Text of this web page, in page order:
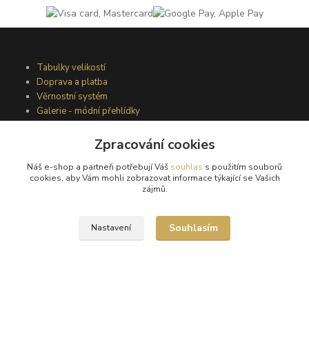
Tabulky velikostí
Doprava a platba
Věrnostní systém
Galerie - módní přehlídky
Obchodní podmínky
Zpracování cookies
Náš e-shop a partneři potřebují Váš souhlas s použitím souborů
cookies, aby Vám mohli zobrazovat informace týkající se Vašich
zájmů.
Nastavení Souhlasím